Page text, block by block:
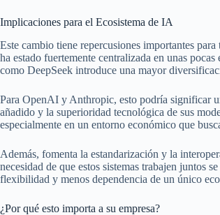
Implicaciones para el Ecosistema de IA
Este cambio tiene repercusiones importantes
ha estado fuertemente centralizada en unas
como DeepSeek introduce una mayor
Para OpenAI y Anthropic, esto podría significar
añadido y la superioridad tecnológica de sus
especialmente en un entorno económico que
Además, fomenta la estandarización y la
necesidad de que estos sistemas trabajen juntos
flexibilidad y menos dependencia de un único
¿Por qué esto importa a su empresa?